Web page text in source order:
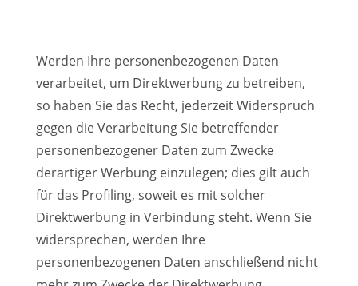
Werden Ihre personenbezogenen Daten
verarbeitet, um Direktwerbung zu betreiben,
so haben Sie das Recht, jederzeit Widerspruch
gegen die Verarbeitung Sie betreffender
personenbezogener Daten zum Zwecke
derartiger Werbung einzulegen; dies gilt auch
für das Profiling, soweit es mit solcher
Direktwerbung in Verbindung steht. Wenn Sie
widersprechen, werden Ihre
personenbezogenen Daten anschließend nicht